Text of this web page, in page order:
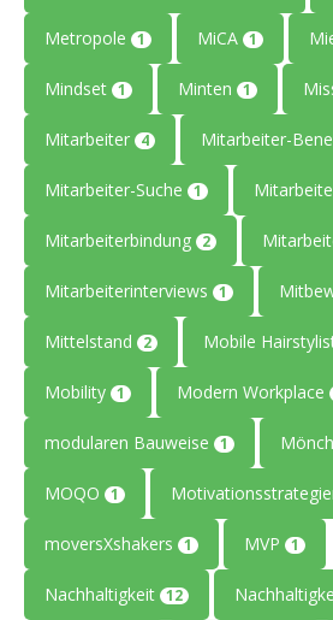
Metropole 1 MiCA 1
Mindset 1 Minten 1
Mitarbeiter 4 Mitarbeiter-
Mitarbeiter-Suche 1
Mitarbeiterbindung 2
Mitarbeiterinterviews 1
Mittelstand 2 Mobile
Mobility 1 Modern Workplace
modularen Bauweise 1
MOQO 1
moversXshakers 1 MVP 1
Nachhaltigkeit 12